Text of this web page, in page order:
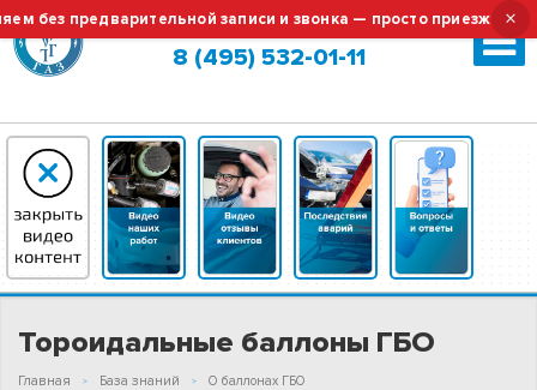
предварительной записи и звонка — просто приезжайте!×
Москва (сменить город?)
8 (495) 532-01-11
Тороидальные баллоны ГБО
Главная База знаний О баллонах ГБО